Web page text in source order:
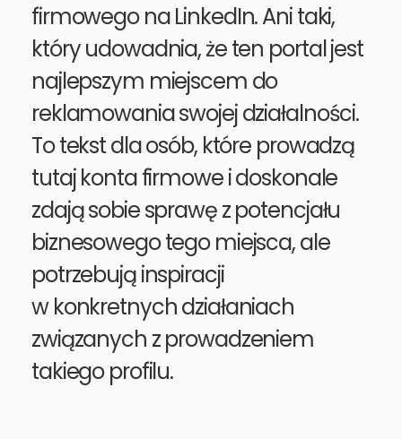
firmowego na LinkedIn. Ani taki,
który udowadnia, że ten portal jest
najlepszym miejscem do
reklamowania swojej działalności.
To tekst dla osób, które prowadzą
tutaj konta firmowe i doskonale
zdają sobie sprawę z potencjału
biznesowego tego miejsca, ale
potrzebują inspiracji
w konkretnych działaniach
związanych z prowadzeniem
takiego profilu.